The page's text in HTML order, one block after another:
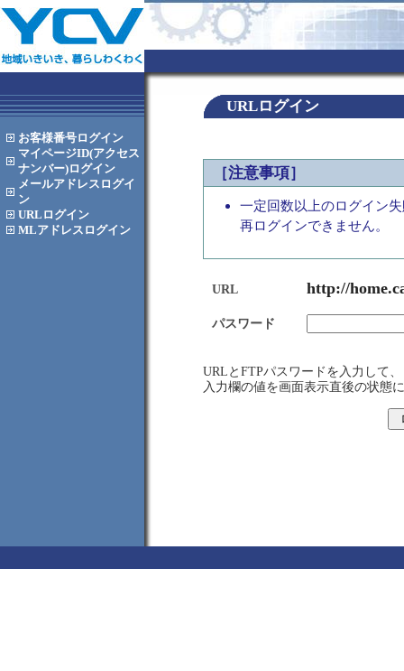
お客様番号ログイン
マイページID(アクセス
ナンバー)ログイン
メールアドレス ログイ
ン
URL ログイン
MLアドレス ログイン
URLログイン
［注意事項］
一定回数以上のログイン
再ログインできません。
URL http://
パスワード
URLとFTPパスワードを入力して
入力欄の値を画面表示直後の状態